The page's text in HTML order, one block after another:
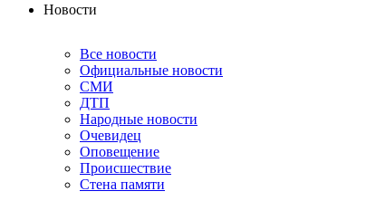
Новости
Все новости
Официальные новости
СМИ
ДТП
Народные новости
Очевидец
Оповещение
Происшествие
Стена памяти